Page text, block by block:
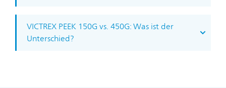
VICTREX PEEK 150G vs. 450G: Was ist der
Unterschied?